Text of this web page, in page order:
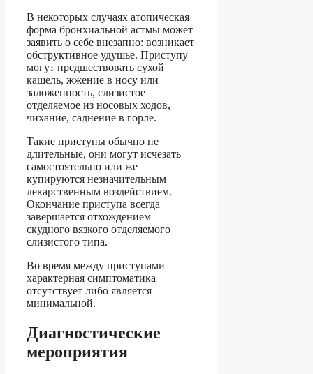
В некоторых случаях атопическая
форма бронхиальной астмы может
заявить о себе внезапно: возникает
обструктивное удушье. Приступу
могут предшествовать сухой
кашель, жжение в носу или
заложенность, слизистое
отделяемое из носовых ходов,
чихание, саднение в горле.
Такие приступы обычно не
длительные, они могут исчезать
самостоятельно или же
купируются незначительным
лекарственным воздействием.
Окончание приступа всегда
завершается отхождением
скудного вязкого отделяемого
слизистого типа.
Во время между приступами
характерная симптоматика
отсутствует либо является
минимальной.
Диагностические
мероприятия